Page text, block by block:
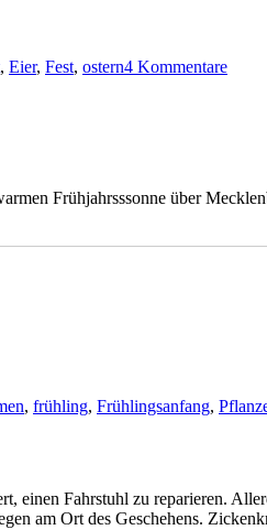
, Eier, Fest, ostern4 Kommentareder
Frühjahrsssonne über
, frühling, Frühlingsanfang,
einen Fahrstuhl zu reparieren.
am Ort des Geschehens.